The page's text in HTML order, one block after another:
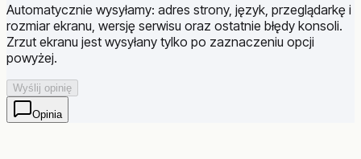
Automatycznie wysyłamy: adres strony, język, przeglądarkę i
rozmiar ekranu, wersję serwisu oraz ostatnie błędy konsoli.
Zrzut ekranu jest wysyłany tylko po zaznaczeniu opcji
powyżej.
Wyślij opinię
Opinia